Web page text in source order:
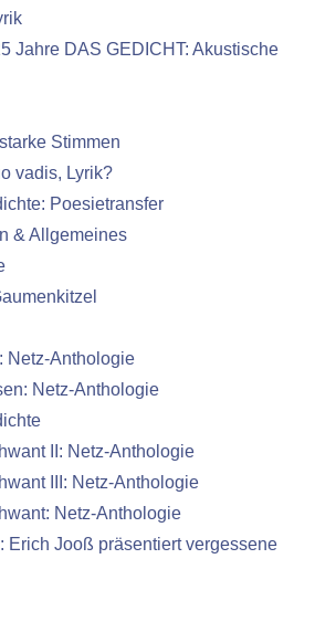
Jahre DAS GEDICHT: Akustische
Stimmen
vadis, Lyrik?
Poesietransfer
& Allgemeines
Netz-Anthologie
Netz-Anthologie
II: Netz-Anthologie
III: Netz-Anthologie
Netz-Anthologie
Erich Jooß präsentiert vergessene